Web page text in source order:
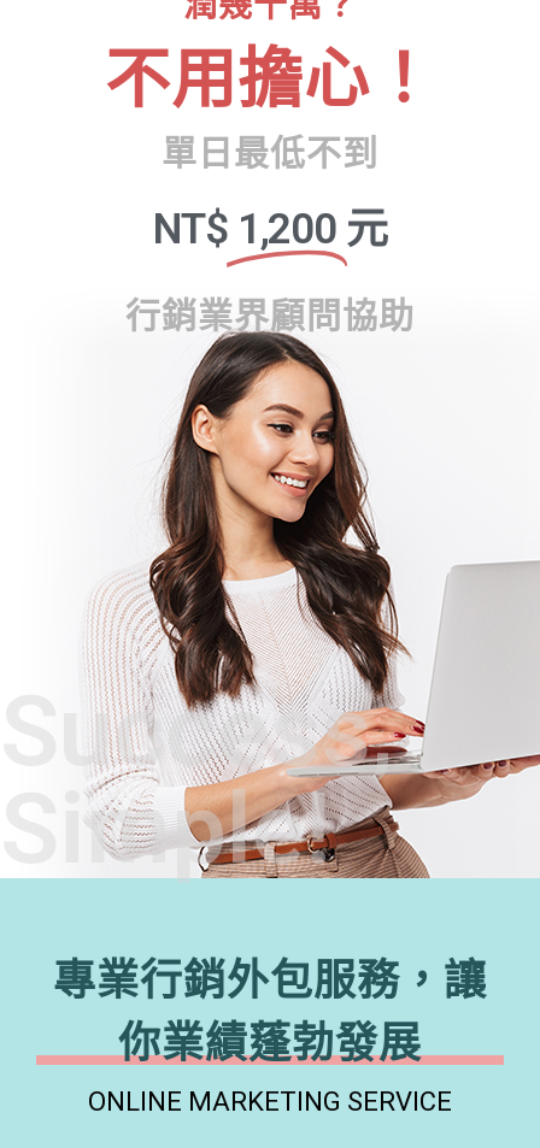
Success,
Simple!
不用擔心！
單日最低不到
NT$ 1,200 元
行銷業界顧問協助
專業行銷外包服務，讓
你業績蓬勃發展
ONLINE MARKETING SERVICE